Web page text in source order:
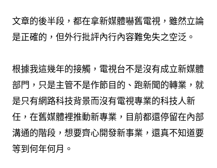
文章的後半段，都在拿新媒體嚇舊電視，雖然立論
是正確的，但外行批評內行內容難免失之空泛。
根據我這幾年的接觸，電視台不是沒有成立新媒體
部門，只是主管不是作節目的、跑新聞的轉業，就
是只有網路科技背景而沒有電視專業的科技人新
任，在舊媒體裡推動新專業，目前都還停留在內部
溝通的階段，想要齊心開發新事業，還真不知道要
等到何年何月。